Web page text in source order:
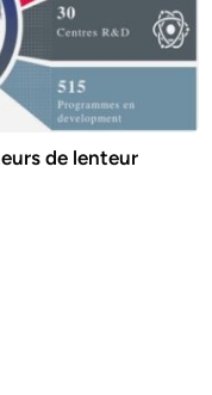
de lenteur